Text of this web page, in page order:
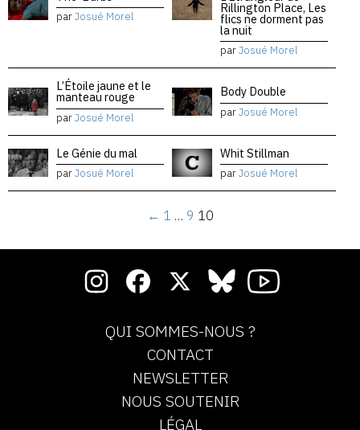
parJosué Morel
Rillington Place, Les
flics ne dorment pas
la nuit
parJosué Morel
L’Étoile jaune et le
manteau rouge
parJosué Morel
Body Double
parJosué Morel
Le Génie du mal
parJosué Morel
Whit Stillman
parJosué Morel
← 1 … 9 10
QUI SOMMES-NOUS ?
CONTACT
NEWSLETTER
NOUS SOUTENIR
LÉGAL